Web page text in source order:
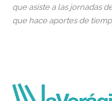
que asiste a las jornadas
que hace aportes de